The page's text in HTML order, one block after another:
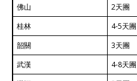
佛山
2天團
桂林
4-5天團
韶關
3天團
武漢
4-8天團